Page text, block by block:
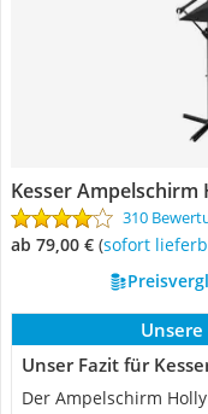
Kesser Ampelschirm
310
ab 79,00 € ( Sofort
Unser Fazit für
Der Ampelschirm